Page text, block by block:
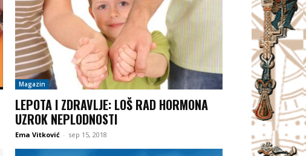
Magazin
LEPOTA I ZDRAVLJE: LOŠ RAD HORMONA
UZROK NEPLODNOSTI
Ema Vitković - sep 15, 2018